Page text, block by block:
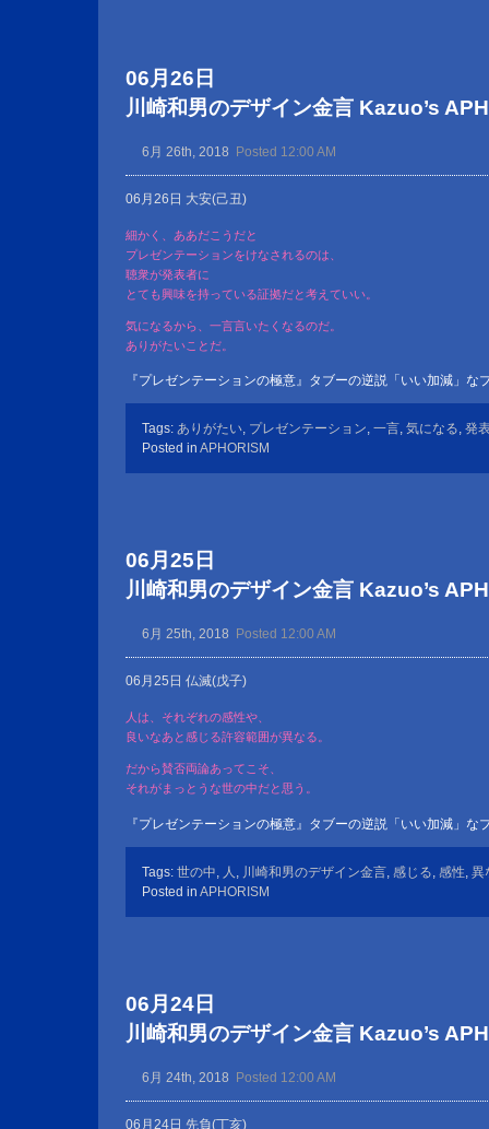
06月26日
川崎和男のデザイン金言 Kazuo’s
6月 26th, 2018 Posted 12:00 AM
06月26日 大安(己丑)
細かく、ああだこうだと
プレゼンテーションをけなされるのは、
聴衆が発表者に
とても興味を持っている証拠だと考えていい。
気になるから、一言言いたくなるのだ。
ありがたいことだ。
『プレゼンテーションの極意』タブーの逆説「いい加減」な
Tags: ありがたい, プレゼンテーション, 一言, 気になる, 発
Posted in APHORISM
06月25日
川崎和男のデザイン金言 Kazuo’s
6月 25th, 2018 Posted 12:00 AM
06月25日 仏滅(戊子)
人は、それぞれの感性や、
良いなあと感じる許容範囲が異なる。
だから賛否両論あってこそ、
それがまっとうな世の中だと思う。
『プレゼンテーションの極意』タブーの逆説「いい加減」な
Tags: 世の中 人 川崎和男のデザイン金言 感じる 感性 異
Posted in APHORISM
06月24日
川崎和男のデザイン金言 Kazuo’s
6月 24th, 2018 Posted 12:00 AM
06月24日 先負(丁亥)